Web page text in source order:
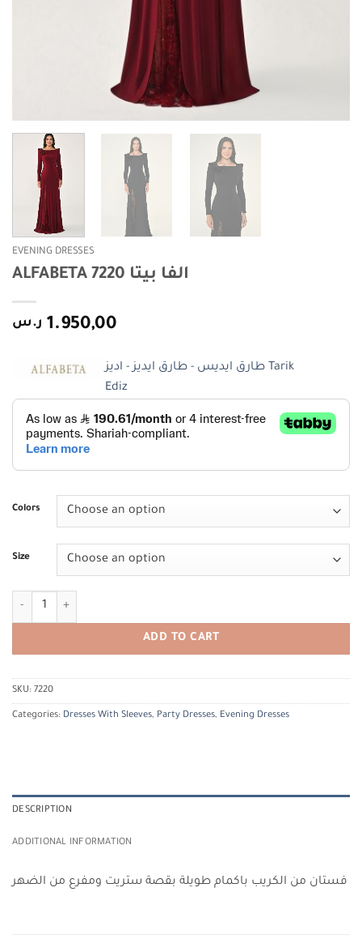
EVENING DRESSES
ALFABETA 7220 الفا بيتا
1.950,00 ر.س
طارق ايديس - طارق ايديز - اديز Tarik
Ediz
Colors
Size
ADD TO CART
SKU: 7220
Categories: Dresses With Sleeves, Party Dresses, Evening Dresses
DESCRIPTION
ADDITIONAL INFORMATION
فستان من الكريب باكمام طويلة بقصة ستريت ومفرع من الضهر